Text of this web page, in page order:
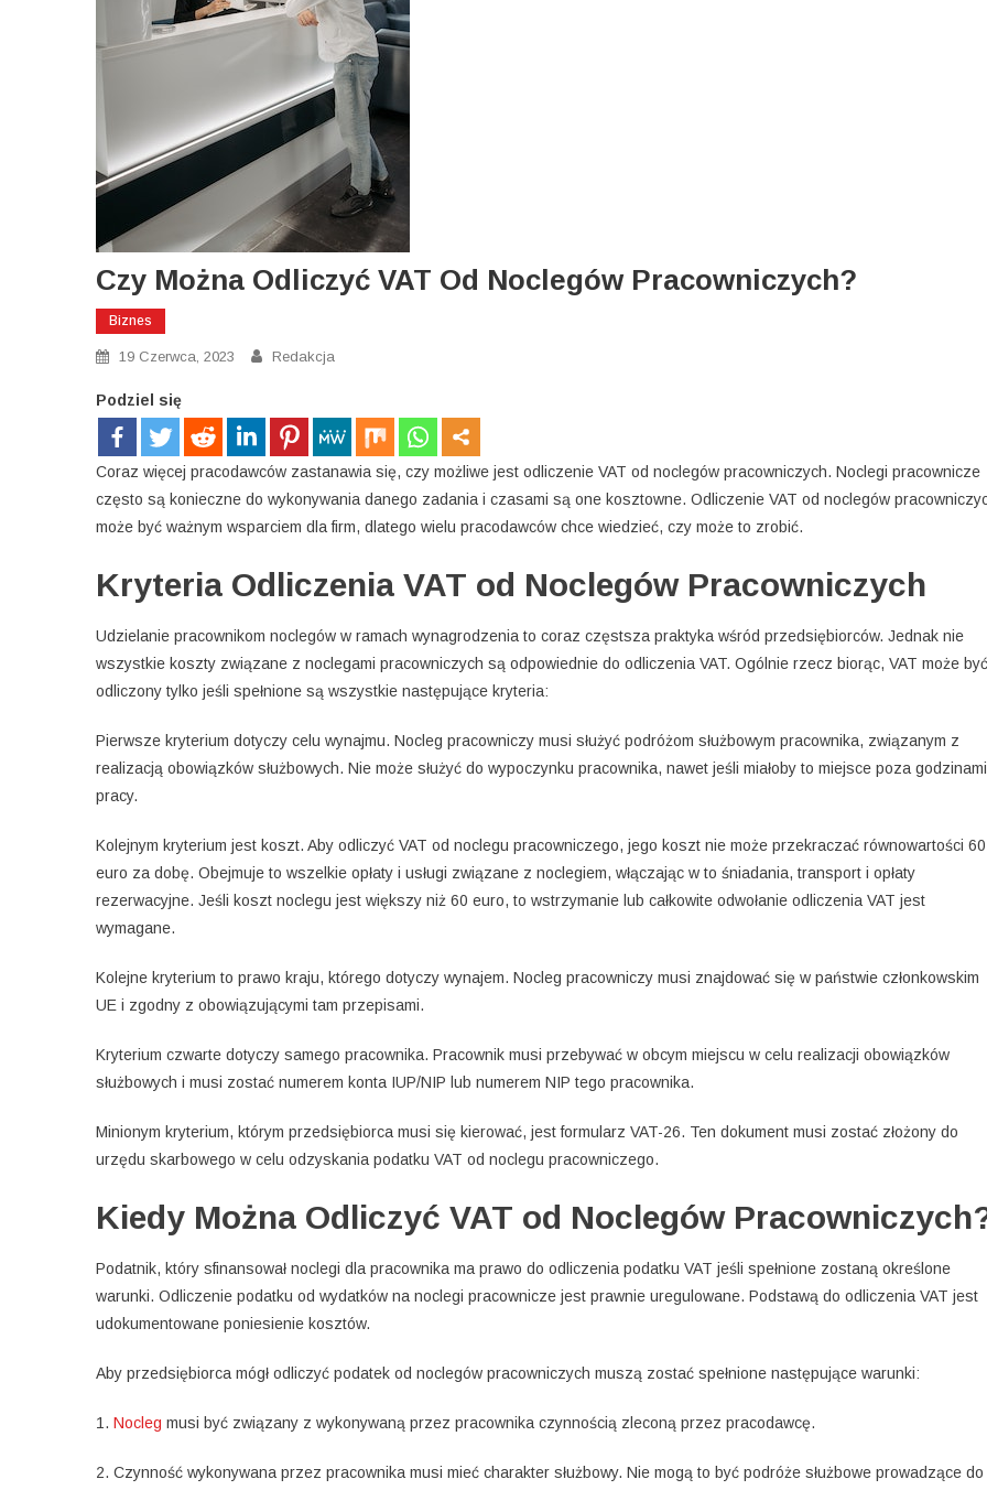
Czy Można Odliczyć VAT Od Noclegów Pracowniczych?
Biznes
19 Czerwca, 2023 Redakcja
Podziel się
Coraz więcej pracodawców zastanawia się, czy możliwe jest odliczenie VAT od noclegów pracowniczych. Noclegi pracownicze
często są konieczne do wykonywania danego zadania i czasami są one kosztowne. Odliczenie VAT od noclegów
może być ważnym wsparciem dla firm, dlatego wielu pracodawców chce wiedzieć, czy może to zrobić.
Kryteria Odliczenia VAT od Noclegów Pracowniczych
Udzielanie pracownikom noclegów w ramach wynagrodzenia to coraz częstsza praktyka wśród przedsiębiorców. Jednak nie
wszystkie koszty związane z noclegami pracowniczych są odpowiednie do odliczenia VAT. Ogólnie rzecz biorąc, VAT może być
odliczony tylko jeśli spełnione są wszystkie następujące kryteria:
Pierwsze kryterium dotyczy celu wynajmu. Nocleg pracowniczy musi służyć podróżom służbowym pracownika, związanym z
realizacją obowiązków służbowych. Nie może służyć do wypoczynku pracownika, nawet jeśli miałoby to miejsce poza godzinami
pracy.
Kolejnym kryterium jest koszt. Aby odliczyć VAT od noclegu pracowniczego, jego koszt nie może przekraczać równowartości 60
euro za dobę. Obejmuje to wszelkie opłaty i usługi związane z noclegiem, włączając w to śniadania, transport i opłaty
rezerwacyjne. Jeśli koszt noclegu jest większy niż 60 euro, to wstrzymanie lub całkowite odwołanie odliczenia VAT jest
wymagane.
Kolejne kryterium to prawo kraju, którego dotyczy wynajem. Nocleg pracowniczy musi znajdować się w państwie członkowskim
UE i zgodny z obowiązującymi tam przepisami.
Kryterium czwarte dotyczy samego pracownika. Pracownik musi przebywać w obcym miejscu w celu realizacji obowiązków
służbowych i musi zostać numerem konta IUP/NIP lub numerem NIP tego pracownika.
Minionym kryterium, którym przedsiębiorca musi się kierować, jest formularz VAT-26. Ten dokument musi zostać złożony do
urzędu skarbowego w celu odzyskania podatku VAT od noclegu pracowniczego.
Kiedy Można Odliczyć VAT od Noclegów
Podatnik, który sfinansował noclegi dla pracownika ma prawo do odliczenia podatku VAT jeśli spełnione zostaną określone
warunki. Odliczenie podatku od wydatków na noclegi pracownicze jest prawnie uregulowane. Podstawą do odliczenia VAT jest
udokumentowane poniesienie kosztów.
Aby przedsiębiorca mógł odliczyć podatek od noclegów pracowniczych muszą zostać spełnione następujące warunki:
1. Nocleg musi być związany z wykonywaną przez pracownika czynnością zleconą przez pracodawcę.
2. Czynność wykonywana przez pracownika musi mieć charakter służbowy. Nie mogą to być podróże służbowe prowadzące do